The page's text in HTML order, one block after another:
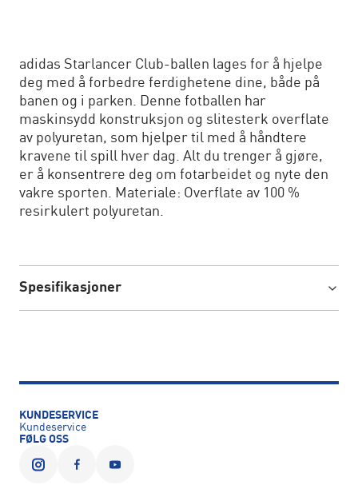
adidas Starlancer Club-ballen lages for å hjelpe
deg med å forbedre ferdighetene dine, både på
banen og i parken. Denne fotballen har
maskinsydd konstruksjon og slitesterk overflate
av polyuretan, som hjelper til med å håndtere
kravene til spill hver dag. Alt du trenger å gjøre,
er å konsentrere deg om fotarbeidet og nyte den
vakre sporten. Materiale: Overflate av 100 %
resirkulert polyuretan.
Spesifikasjoner
KUNDESERVICE
Kundeservice
FØLG OSS